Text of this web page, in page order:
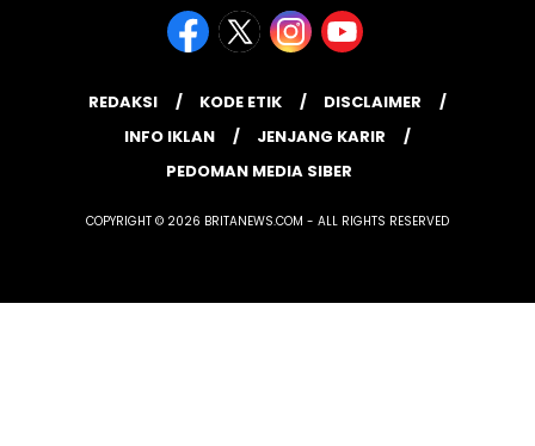
REDAKSI KODE ETIK
DISCLAIMER
INFO IKLAN
JENJANG KARIR
PEDOMAN MEDIA SIBER
COPYRIGHT © 2026 BRITANEWS.COM - ALL RIGHTS RESERVED